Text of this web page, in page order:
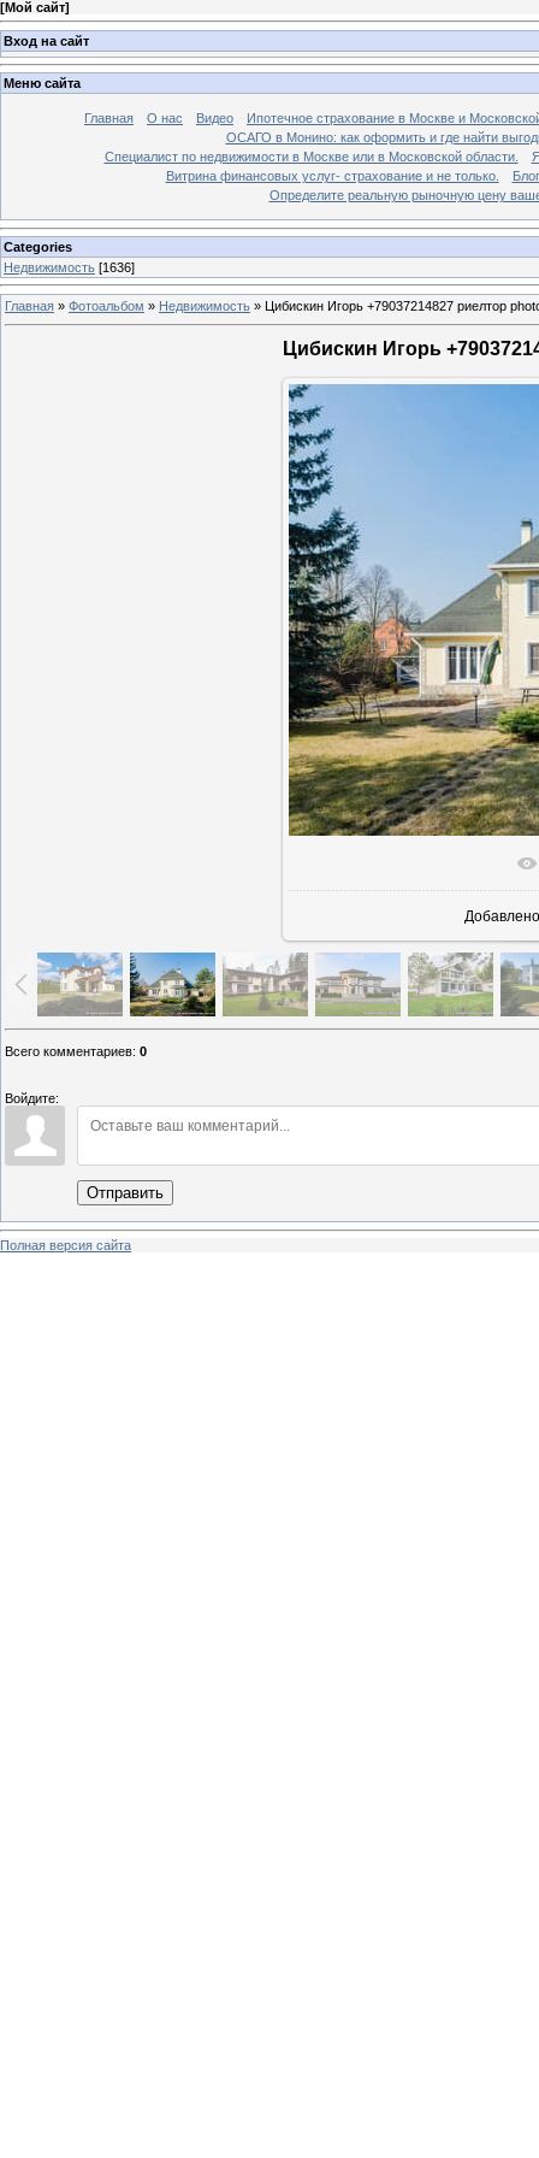
[Мой сайт]
Вход на сайт
Меню сайта
Главная О нас Видео
Ипотечное страхование в Москве и
ОСАГО в Монино: как оформить и где найти
Специалист по недвижимости в Москве или в Московской области.
Витрина финансовых услуг- страхование и не только.
Блог
Определите реальную рыночную цену
Categories
Недвижимость [1636]
Главная » Фотоальбом » Недвижимость » Цибискин Игорь +79037214827 риелтор
Цибискин Игорь
В
Добавлено
Всего комментариев: 0
Войдите:
Отправить
Полная версия сайта